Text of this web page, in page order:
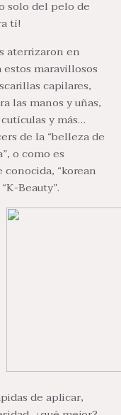
solo del pelo de
tí!
aterrizaron en
maravillosos
capilares,
las manos y uñas,
y más…
de la “belleza de
o como es
“korean
Beauty”.
de aplicar,